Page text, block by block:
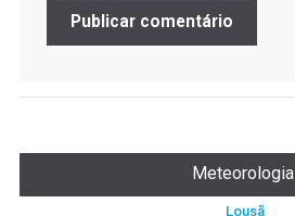
Meteorologia